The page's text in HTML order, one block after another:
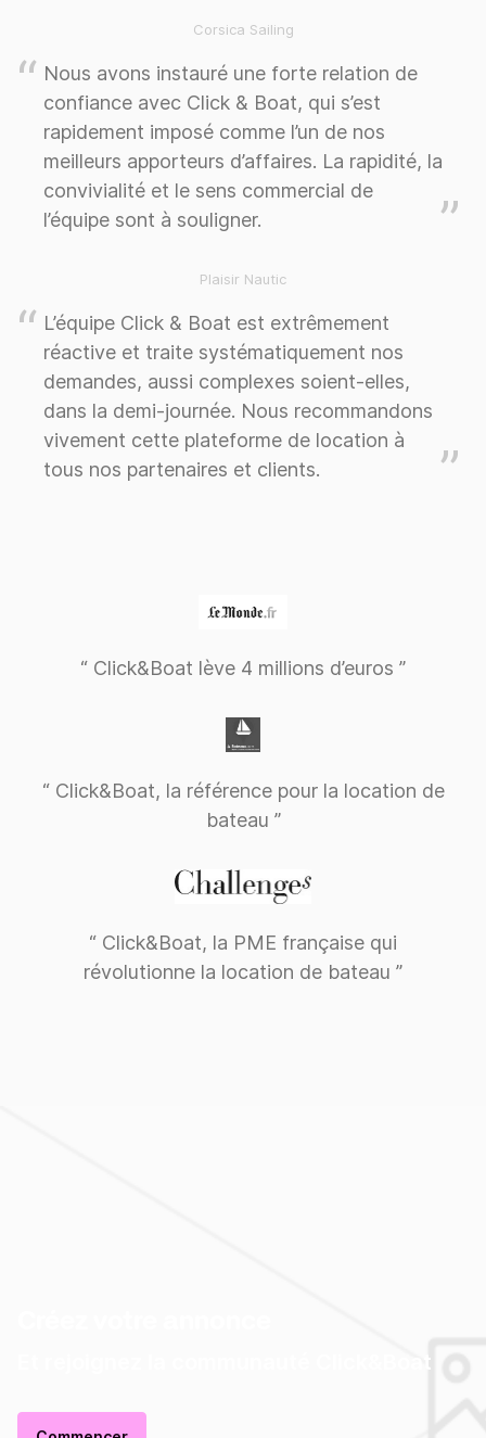
Corsica Sailing
Nous avons instauré une forte relation de
confiance avec Click & Boat, qui s’est
rapidement imposé comme l’un de nos
meilleurs apporteurs d’affaires. La rapidité, la
convivialité et le sens commercial de
l’équipe sont à souligner.
Plaisir Nautic
L’équipe Click & Boat est extrêmement
réactive et traite systématiquement nos
demandes, aussi complexes soient-elles,
dans la demi-journée. Nous recommandons
vivement cette plateforme de location à
tous nos partenaires et clients.
“ Click&Boat lève 4 millions d’euros ”
“ Click&Boat, la référence pour la location de
bateau ”
“ Click&Boat, la PME française qui
révolutionne la location de bateau ”
Et rejoignez la communauté Click&Boat